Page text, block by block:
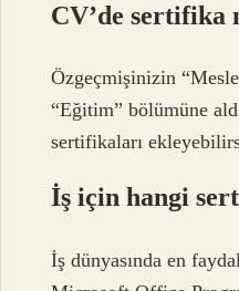
CV’de sertifika
Özgeçmişinizin
“Eğitim” bölümüne
sertifikaları
İş için hangi
İş dünyasında en